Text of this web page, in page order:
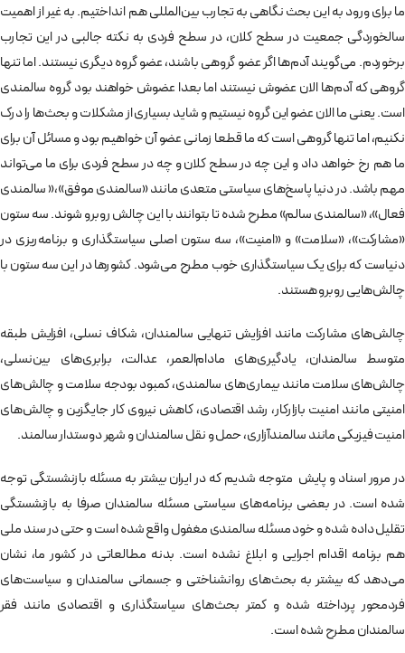
ما برای ورود به این بحث نگاهی به تجارب بین‌المللی هم انداختیم. به غیر از اهمیت
سالخوردگی جمعیت در سطح کلان، در سطح فردی به نکته جالبی در این تجارب
برخوردم. می‌گویند آدم‌ها اگر عضو گروهی باشند، عضو گروه دیگری نیستند. اما تنها
گروهی که آدم‌ها الان عضوش نیستند اما بعدا عضوش خواهند بود گروه سالمندی
است. یعنی ما الان عضو این گروه نیستیم و شاید بسیاری از مشکلات و بحث‌ها را درک
نکنیم، اما تنها گروهی است که ما قطعا زمانی عضو آن خواهیم بود و مسائل آن برای
ما هم رخ خواهد داد و این چه در سطح کلان و چه در سطح فردی برای ما می‌تواند
مهم باشد. در دنیا پاسخ‌های سیاستی متعدی مانند «سالمندی موفق»،« سالمندی
فعال»، «سالمندی سالم» مطرح شده تا بتوانند با این چالش روبرو شوند. سه ستون
«مشارکت»، «سلامت» و «امنیت»، سه ستون اصلی سیاستگذاری و برنامه‌ریزی در
دنیاست که برای یک سیاستگذاری خوب مطرح می‌شود. کشورها در این سه ستون با
چالش‌هایی روبرو هستند.
چالش‌های مشارکت مانند افزایش تنهایی سالمندان، شکاف نسلی، افزایش طبقه
متوسط سالمندان، یادگیری‌های مادام‌العمر، عدالت، برابری‌های بین‌نسلی،
چالش‌های سلامت مانند بیماری‌های سالمندی، کمبود بودجه سلامت و چالش‌های
امنیتی مانند امنیت بازارکار، رشد اقتصادی، کاهش نیروی کار جایگزین و چالش‌های
امنیت فیزیکی مانند سالمندآزاری، حمل و نقل سالمندان و شهر دوستدار سالمند.
در مرور اسناد و پایش متوجه شدیم که در ایران بیشتر به مسئله بازنشستگی توجه
شده است. در بعضی برنامه‌های سیاستی مسئله سالمندان صرفا به بازنشستگی
تقلیل داده شده و خود مسئله سالمندی مغفول واقع شده است و حتی در سند ملی
هم برنامه اقدام اجرایی و ابلاغ نشده است. بدنه مطالعاتی در کشور ما، نشان
می‌دهد که بیشتر به بحث‌های روانشناختی و جسمانی سالمندان و سیاست‌های
فردمحور پرداخته شده و کمتر بحث‌های سیاستگذاری و اقتصادی مانند فقر
سالمندان مطرح شده‌ است.